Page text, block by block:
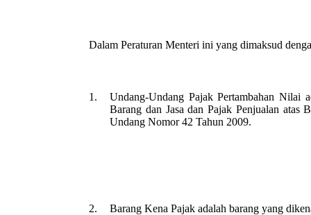
Dalam Peraturan Menteri ini yang dimaksud
1.
Undang-Undang Pajak Pertambahan Nilai
Barang dan Jasa dan Pajak Penjualan atas
Undang Nomor 42 Tahun 2009.
2. Barang Kena Pajak adalah barang yang